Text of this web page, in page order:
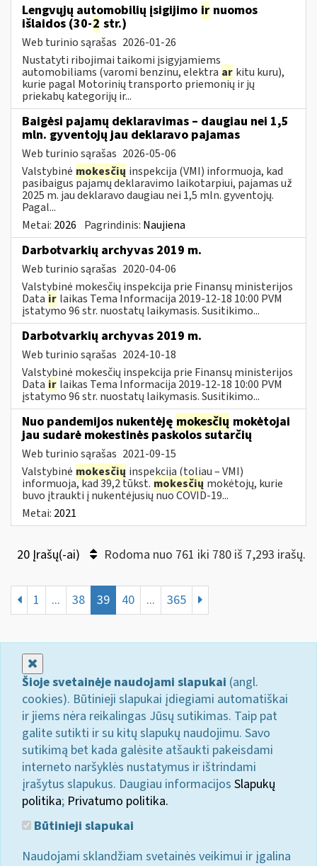
Lengvųjų automobilių įsigijimo ir nuomos
išlaidos (30-2 str.)
Web turinio sąrašas 2026-01-26
Nustatyti ribojimai taikomi įsigyjamiems
automobiliams (varomi benzinu, elektra ar kitu kuru),
kurie pagal Motorinių transporto priemonių ir jų
priekabų kategorijų ir...
Baigėsi pajamų deklaravimas – daugiau nei 1,5
mln. gyventojų jau deklaravo pajamas
Web turinio sąrašas 2026-05-06
Valstybinė mokesčių inspekcija (VMI) informuoja, kad
pasibaigus pajamų deklaravimo laikotarpiui, pajamas už
2025 m. jau deklaravo daugiau nei 1,5 mln. gyventojų.
Pagal...
Metai: 2026 Pagrindinis: Naujiena
Darbotvarkių archyvas 2019 m.
Web turinio sąrašas 2020-04-06
Valstybinė mokesčių inspekcija prie Finansų ministerijos
Data ir laikas Tema Informacija 2019-12-18 10:00 PVM
įstatymo 96 str. nuostatų laikymasis. Susitikimo...
Darbotvarkių archyvas 2019 m.
Web turinio sąrašas 2024-10-18
Valstybinė mokesčių inspekcija prie Finansų ministerijos
Data ir laikas Tema Informacija 2019-12-18 10:00 PVM
įstatymo 96 str. nuostatų laikymasis. Susitikimo...
Nuo pandemijos nukentėję mokesčių mokėtojai
jau sudarė mokestinės paskolos sutarčių
Web turinio sąrašas 2021-09-15
Valstybinė mokesčių inspekcija (toliau – VMI)
informuoja, kad 39,2 tūkst. mokesčių mokėtojų, kurie
buvo įtraukti į nukentėjusių nuo COVID-19...
Metai: 2021
20 Įrašų(-ai) Rodoma nuo 761 iki 780 iš 7,293 irašų.
1 ... 38 39 40 ... 365
Šioje svetainėje naudojami slapukai (angl.
cookies). Būtinieji slapukai įdiegiami automatiškai
ir jiems nėra reikalingas Jūsų sutikimas. Taip pat
galite sutikti ir su kitų slapukų naudojimu. Savo
sutikimą bet kada galėsite atšaukti pakeisdami
interneto naršyklės nustatymus ir ištrindami
įrašytus slapukus. Daugiau informacijos Slapukų
politika; Privatumo politika.
Būtinieji slapukai
Naudojami sklandžiam svetainės veikimui ir įgalina